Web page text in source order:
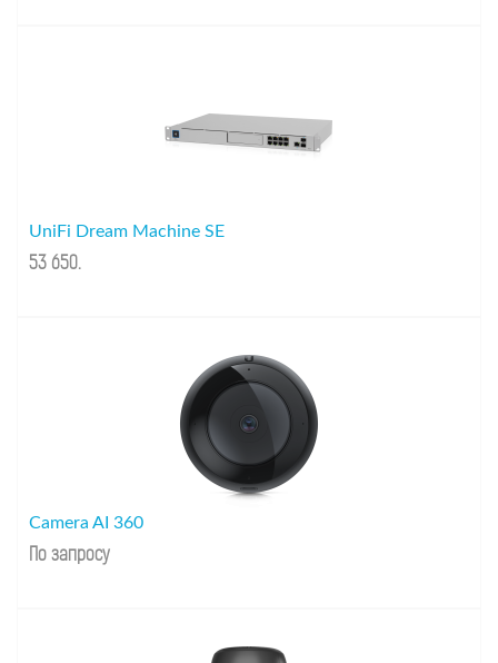
UniFi Dream Machine SE
53 650.
Camera AI 360
По запросу